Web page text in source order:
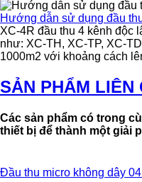
Hướng dẫn sử dụng đầu
XC-4R đầu thu 4 kênh độc
như: XC-TH, XC-TP, XC-
1000m2 với khoảng cách
SẢN PHẨM LIÊN
Các sản phẩm có trong
thiết bị để thành một giải
Đầu thu micro không dây